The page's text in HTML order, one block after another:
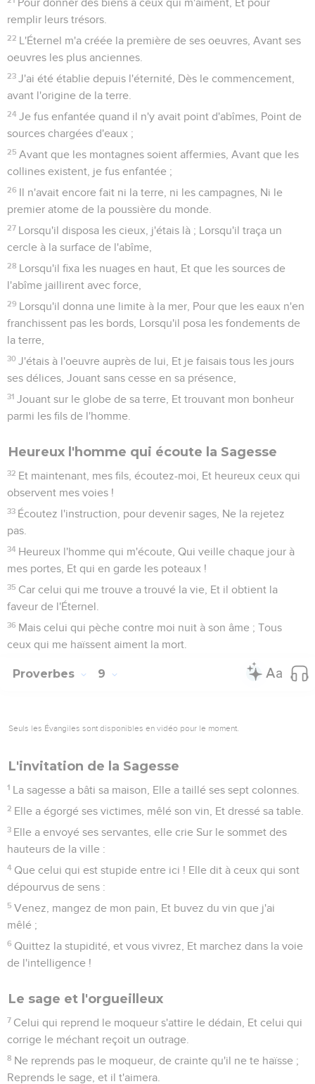
Pour donner des biens à ceux qui m'aiment, Et pour
remplir leurs trésors.
22 L'Éternel m'a créée la première de ses oeuvres, Avant ses
oeuvres les plus anciennes.
23 J'ai été établie depuis l'éternité, Dès le commencement,
avant l'origine de la terre.
24 Je fus enfantée quand il n'y avait point d'abîmes, Point de
sources chargées d'eaux ;
25 Avant que les montagnes soient affermies, Avant que les
collines existent, je fus enfantée ;
26 Il n'avait encore fait ni la terre, ni les campagnes, Ni le
premier atome de la poussière du monde.
27 Lorsqu'il disposa les cieux, j'étais là ; Lorsqu'il traça un
cercle à la surface de l'abîme,
28 Lorsqu'il fixa les nuages en haut, Et que les sources de
l'abîme jaillirent avec force,
29 Lorsqu'il donna une limite à la mer, Pour que les eaux n'en
franchissent pas les bords, Lorsqu'il posa les fondements de
la terre,
30 J'étais à l'oeuvre auprès de lui, Et je faisais tous les jours
ses délices, Jouant sans cesse en sa présence,
31 Jouant sur le globe de sa terre, Et trouvant mon bonheur
parmi les fils de l'homme.
Heureux l'homme qui écoute la Sagesse
32 Et maintenant, mes fils, écoutez-moi, Et heureux ceux qui
observent mes voies !
33 Écoutez l'instruction, pour devenir sages, Ne la rejetez
pas.
34 Heureux l'homme qui m'écoute, Qui veille chaque jour à
mes portes, Et qui en garde les poteaux !
35 Car celui qui me trouve a trouvé la vie, Et il obtient la
faveur de l'Éternel.
36 Mais celui qui pèche contre moi nuit à son âme ; Tous
ceux qui me haïssent aiment la mort.
Proverbes 9
Seuls les Évangiles sont disponibles en vidéo pour le moment.
L'invitation de la Sagesse
1 La sagesse a bâti sa maison, Elle a taillé ses sept colonnes.
2 Elle a égorgé ses victimes, mêlé son vin, Et dressé sa table.
3 Elle a envoyé ses servantes, elle crie Sur le sommet des
hauteurs de la ville :
4 Que celui qui est stupide entre ici ! Elle dit à ceux qui sont
dépourvus de sens :
5 Venez, mangez de mon pain, Et buvez du vin que j'ai
mêlé ;
6 Quittez la stupidité, et vous vivrez, Et marchez dans la voie
de l'intelligence !
Le sage et l'orgueilleux
7 Celui qui reprend le moqueur s'attire le dédain, Et celui qui
corrige le méchant reçoit un outrage.
8 Ne reprends pas le moqueur, de crainte qu'il ne te haïsse ;
Reprends le sage, et il t'aimera.